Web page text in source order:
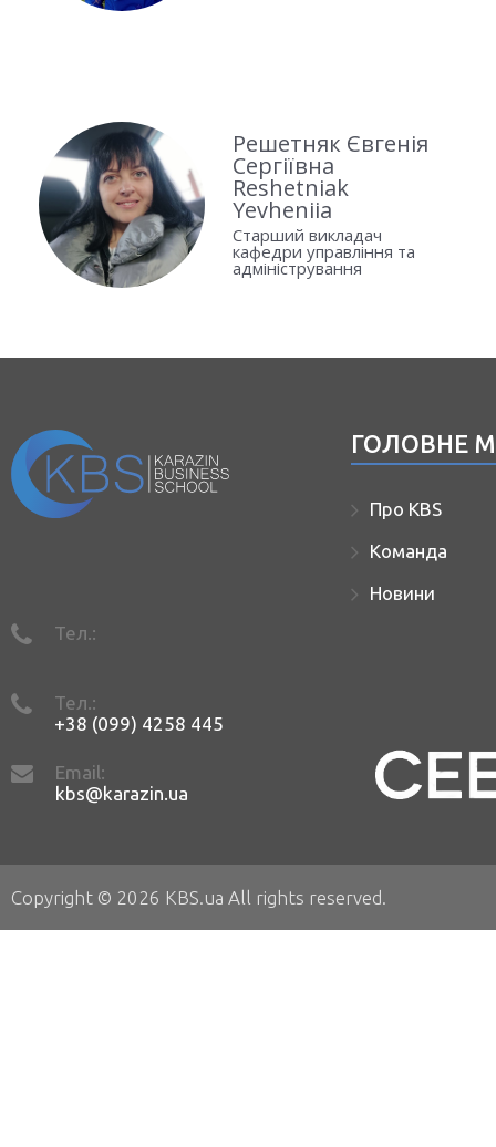
Решетняк Євгенія
Сергіївна
Reshetniak
Yevheniia
Старший викладач
кафедри управління та
адміністрування
Тел.:
Тел.:
+38 (099) 4258 445
Email:
kbs@karazin.ua
ГОЛОВНЕ
Про KBS
Команда
Новини
Copyright © 2026 KBS.ua All rights reserved.